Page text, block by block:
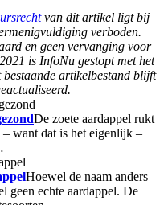
van dit artikel ligt bij
verboden.
en geen vervanging voor
is InfoNu gestopt met het
artikelbestand blijft
De zoete aardappel rukt
want dat is het eigenlijk –
Hoewel de naam anders
geen echte aardappel. De